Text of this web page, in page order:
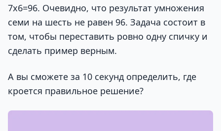
7х6=96. Очевидно, что результат умножения
семи на шесть не равен 96. Задача состоит в
том, чтобы переставить ровно одну спичку и
сделать пример верным.
А вы сможете за 10 секунд определить, где
кроется правильное решение?